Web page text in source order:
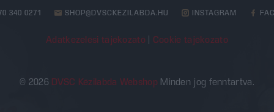
340 0271 SHOP@DVSCKEZILABDA.HU INSTAGRAM
Adatkezelési tájékozató Cookie tájékozató
© 2026 DVSC Kézilabda Webshop Minden jog fenntartva.